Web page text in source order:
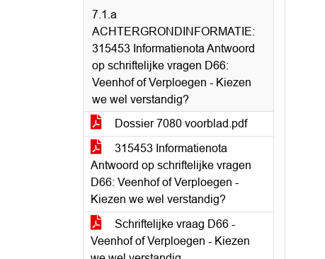
7.1.a
ACHTERGRONDINFORMATIE:
315453 Informatienota Antwoord
op schriftelijke vragen D66:
Veenhof of Verploegen - Kiezen
we wel verstandig?
Dossier 7080 voorblad.pdf
315453 Informatienota
Antwoord op schriftelijke vragen
D66: Veenhof of Verploegen -
Kiezen we wel verstandig?
Schriftelijke vraag D66 -
Veenhof of Verploegen - Kiezen